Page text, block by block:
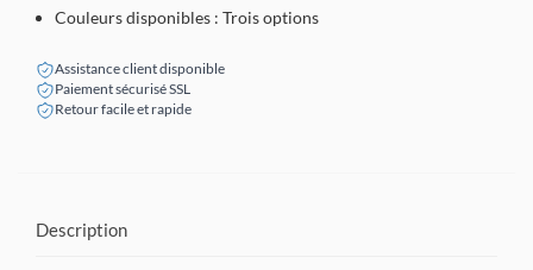
Couleurs disponibles : Trois options
Assistance client disponible
Paiement sécurisé SSL
Retour facile et rapide
Description